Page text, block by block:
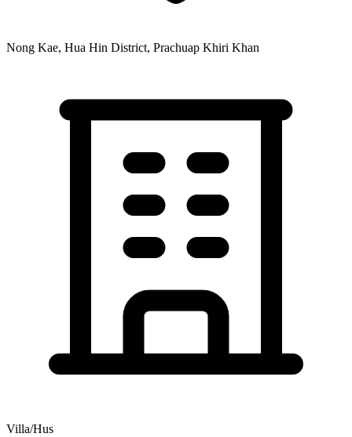
Nong Kae, Hua Hin District, Prachuap Khiri Khan
Villa/Hus